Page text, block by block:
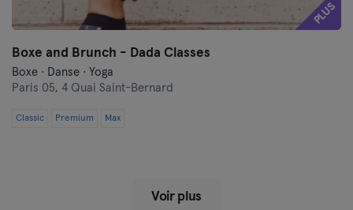
PLUS
Boxe and Brunch - Dada Classes
Boxe · Danse · Yoga
Paris 05, 4 Quai Saint-Bernard
Classic Premium Max
Voir plus